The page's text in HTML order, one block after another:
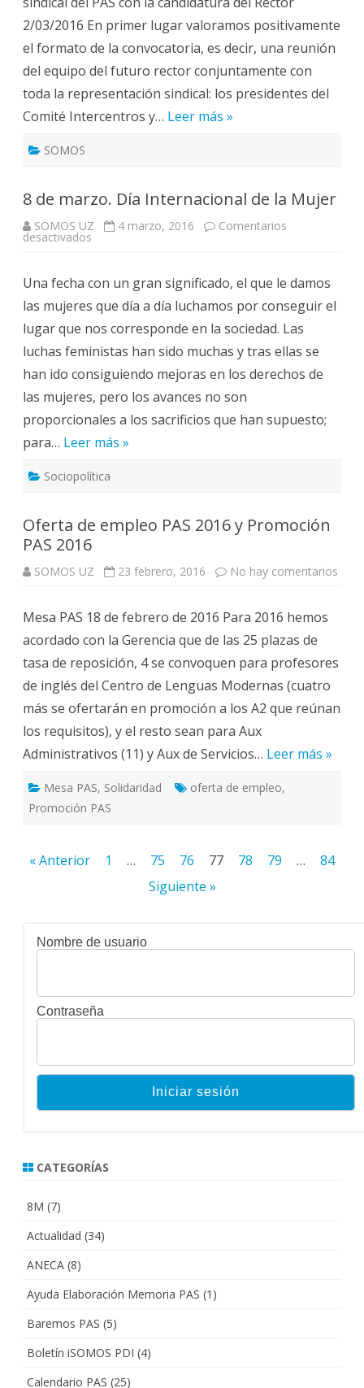
2/03/2016 En primer lugar valoramos positivamente
el formato de la convocatoria, es decir, una reunión
del equipo del futuro rector conjuntamente con
toda la representación sindical: los presidentes del
Comité Intercentros y… Leer más »
SOMOS
8 de marzo. Día Internacional de la Mujer
SOMOS UZ 4 marzo, 2016 Comentarios
desactivados
Día
Internacional
de
la
Mujer
Una fecha con un gran significado, el que le damos
las mujeres que día a día luchamos por conseguir el
lugar que nos corresponde en la sociedad. Las
luchas feministas han sido muchas y tras ellas se
han ido consiguiendo mejoras en los derechos de
las mujeres, pero los avances no son
proporcionales a los sacrificios que han supuesto;
para… Leer más »
Sociopolítica
Oferta de empleo PAS 2016 y Promoción
PAS 2016
SOMOS UZ 23 febrero, 2016 No hay comentarios
PAS
2016
Mesa PAS 18 de febrero de 2016 Para 2016 hemos
acordado con la Gerencia que de las 25 plazas de
tasa de reposición, 4 se convoquen para profesores
de inglés del Centro de Lenguas Modernas (cuatro
más se ofertarán en promoción a los A2 que reúnan
los requisitos), y el resto sean para Aux
Administrativos (11) y Aux de Servicios… Leer más »
Mesa PAS, Solidaridad oferta de empleo,
Promoción PAS
Paginación
« Anterior 1 … 75 76 77 78 79 …
84
Siguiente »
Nombre de usuario
Contraseña
CATEGORÍAS
8M (7)
Actualidad (34)
ANECA (8)
Ayuda Elaboración Memoria PAS (1)
Baremos PAS (5)
Boletín iSOMOS PDI (4)
Calendario PAS (25)